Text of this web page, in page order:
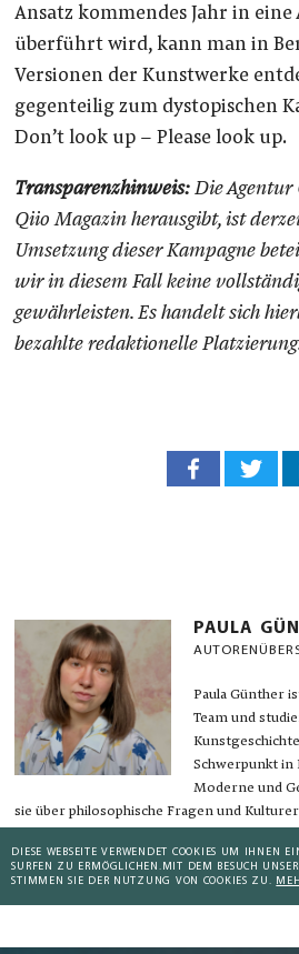
Ansatz kommendes Jahr in eine
überführt wird, kann man in
Versionen der Kunstwerke
gegenteilig zum dystopischen
Don’t look up – Please look up.
Transparenzhinweis:Die Agentur
Qiio Magazin herausgibt, ist
Umsetzung dieser Kampagne
wir in diesem Fall keine
gewährleisten. Es handelt sich
bezahlte redaktionelle
PAULA
Paula Günther
Team und
Schwerpunkt in
Moderne und
sie über philosophische Fragen und
DIESE WEBSEITE VERWENDET COOKIES UM IHNEN
SURFEN ZU ERMÖGLICHEN. MIT DEM BESUCH
STIMMEN SIE DER NUTZUNG VON COOKIES ZU.